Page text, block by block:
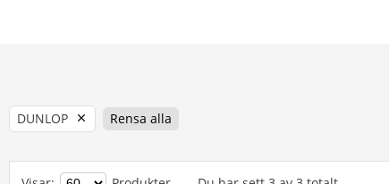
DUNLOP Rensa alla